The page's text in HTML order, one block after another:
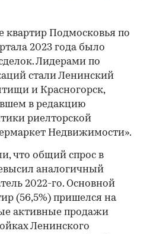
квартир Подмосковья по
2023 года было
Лидерами по
стали Ленинский
и Красногорск,
в редакцию
риелторской
Недвижимости».
что общий спрос в
аналогичный
2022-го. Основной
(56,5%) пришелся на
активные продажи
Ленинского